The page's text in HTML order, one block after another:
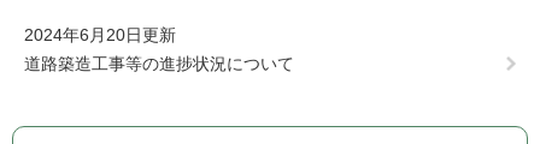
2024年6月20日更新
道路築造工事等の進捗状況について